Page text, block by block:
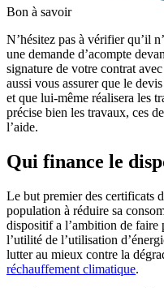
Bon à savoir
N’hésitez pas à vérifier qu’il
une demande d’acompte
signature de votre contrat
aussi vous assurer que le
et que lui-même réalisera les
précise bien les travaux, ces
l’aide.
Qui finance le
Le but premier des certificats
population à réduire sa
dispositif a l’ambition de faire
l’utilité de l’utilisation
lutter au mieux contre la
réchauffement climatique.